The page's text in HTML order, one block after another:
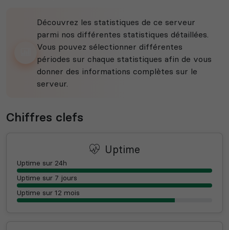
Découvrez les statistiques de ce serveur
parmi nos différentes statistiques détaillées.
Vous pouvez sélectionner différentes
périodes sur chaque statistiques afin de vous
donner des informations complètes sur le
serveur.
Chiffres clefs
Uptime
Uptime sur 24h
Uptime sur 7 jours
Uptime sur 12 mois